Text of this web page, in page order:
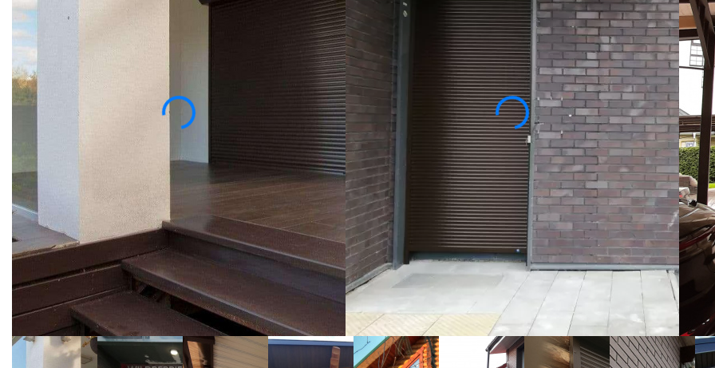
РОЛЬСТАВНИ
Рольставни с электроприводом
управления автоматизирована. Такие
значительно упрощают быт человека.
Изготовим по вашим размерам
Изготовление 1 день
2 года гарантии
Собственное производство
Замер, доставка и монтаж
бесплатно!